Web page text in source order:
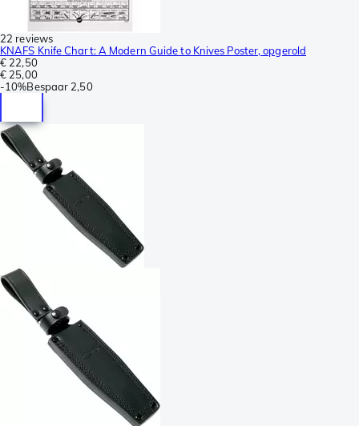
22 reviews
KNAFS Knife Chart: A Modern Guide to Knives Poster, opgerold
€ 22,50
€ 25,00
-10%Bespaar 2,50